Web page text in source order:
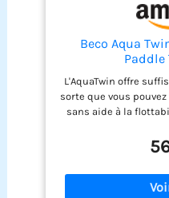
Beco Aqua
Paddle
L'AquaTwin offre
sorte que vous
sans aide à la
membres inférieurs
dans le bassin plat
l'aquafitness : la
supplémentaire sur